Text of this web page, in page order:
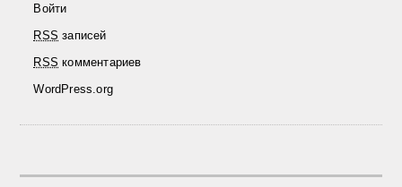
Войти
RSS записей
RSS комментариев
WordPress.org